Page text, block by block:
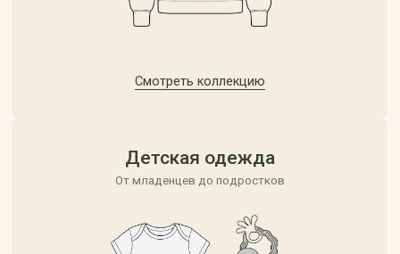
Узнать подробнее
Для мелких и крупных партий
Оптовые заказы